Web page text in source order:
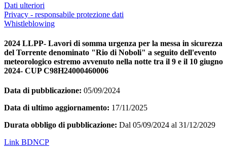
Dati ulteriori
Privacy - responsabile protezione dati
Whistleblowing
2024 LLPP- Lavori di somma urgenza per la messa in sicurezza
del Torrente denominato "Rio di Noboli" a seguito dell'evento
meteorologico estremo avvenuto nella notte tra il 9 e il 10 giugno
2024- CUP C98H24000460006
Data di pubblicazione: 05/09/2024
Data di ultimo aggiornamento: 17/11/2025
Durata obbligo di pubblicazione: Dal 05/09/2024 al 31/12/2029
Link BDNCP